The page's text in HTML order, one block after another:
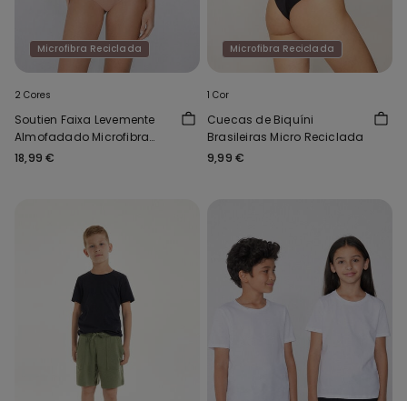
Microfibra Reciclada
2 Cores
Soutien Faixa Levemente
Almofadado Microfibra
Reciclada Full Coverage
18,99 €
Microfibra Reciclada
1 Cor
Cuecas de Biquíni
Brasileiras Micro Reciclada
9,99 €